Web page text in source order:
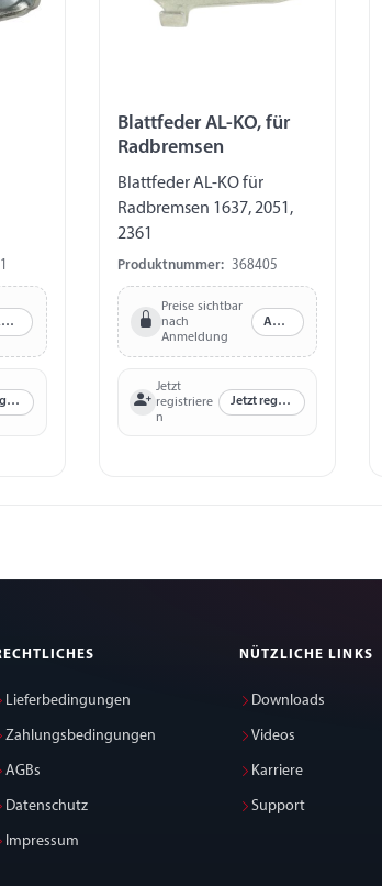
Anmelden
Jetzt registrieren
Blattfeder AL-KO, für
Radbremsen
Blattfeder AL-KO für
Radbremsen 1637, 2051,
2361
Produktnummer: 368405
Preise sichtbar
nach
Anmeldung
Anmelden
Jetzt
registriere
n
Jetzt registrieren
Lieferbedingungen
Zahlungsbedingungen
AGBs
Datenschutz
Impressum
NÜTZLICHE LINKS
Downloads
Videos
Karriere
Support